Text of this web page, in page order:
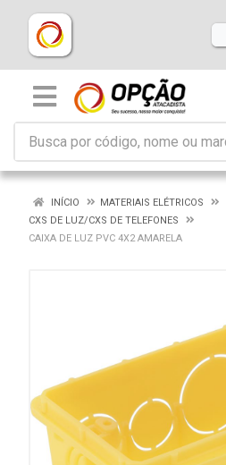
INÍCIO
MATERIAIS ELÉTRICOS
CXS DE LUZ/CXS DE TELEFONES
CAIXA DE LUZ PVC 4X2 AMARELA